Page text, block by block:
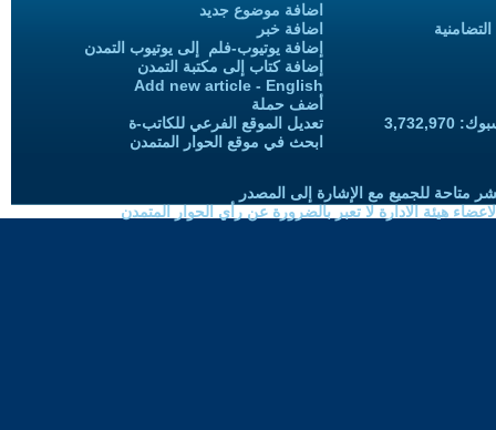
اضافة موضوع جديد
اضافة خبر
إضافة يوتيوب-فلم إلى يوتيوب التمدن
إضافة كتاب إلى مكتبة التمدن
Add new article - English
أضف حملة
تعديل الموقع الفرعي للكاتب-ة
ابحث في موقع الحوار المتمدن
متاحة للجميع مع الإشارة إلى المصدر
هيئة الادارة لا تعبر بالضرورة عن رأي الحوار المتمدن